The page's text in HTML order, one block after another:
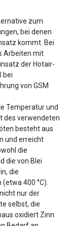
zum
bei denen
kommt. Bei
Arbeiten mit
der Hotair-
bei
von GSM
Temperatur und
des verwendeten
besteht aus
und erreicht
die
die von Blei
die
400 °C).
nur der
selbst, die
oxidiert Zinn